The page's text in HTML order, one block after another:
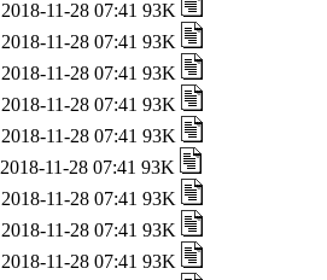
2018-11-28 07:41 93K
2018-11-28 07:41 93K
2018-11-28 07:41 93K
2018-11-28 07:41 93K
2018-11-28 07:41 93K
2018-11-28 07:41 93K
2018-11-28 07:41 93K
2018-11-28 07:41 93K
2018-11-28 07:41 93K